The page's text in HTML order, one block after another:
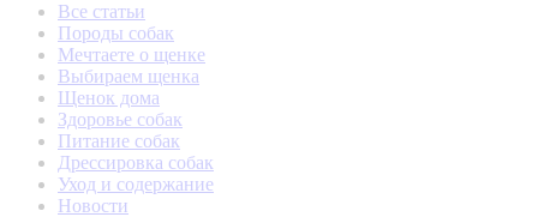
Все статьи
Породы собак
Мечтаете о щенке
Выбираем щенка
Щенок дома
Здоровье собак
Питание собак
Дрессировка собак
Уход и содержание
Новости